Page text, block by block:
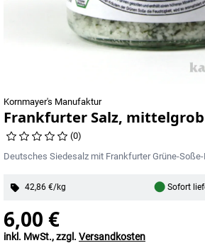
Kornmayer's Manufaktur
Frankfurter Salz, mittelgrob
(0)
Deutsches Siedesalz mit Frankfurter Grüne-
42,86 €/kg ● Sofort
6,00 €
inkl. MwSt., zzgl. Versandkosten